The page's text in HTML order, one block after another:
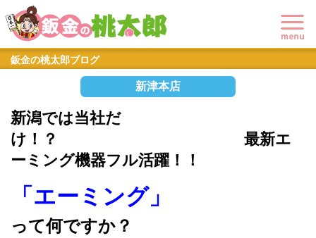
鈑金の桃太郎ブログ
新津本店
新潟では当社だ
け！？ 最新エ
ーミング機器フル活躍！！
「エーミング」
って何ですか？